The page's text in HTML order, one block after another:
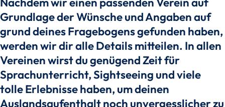
Grundlage der Wünsche und Angaben auf
grund deines Fragebogens gefunden haben,
werden wir dir alle Details mitteilen. In allen
Vereinen wirst du genügend Zeit für
Sprachunterricht, Sightseeing und viele
tolle Erlebnisse haben, um deinen
Auslandsaufenthalt noch unvergesslicher zu